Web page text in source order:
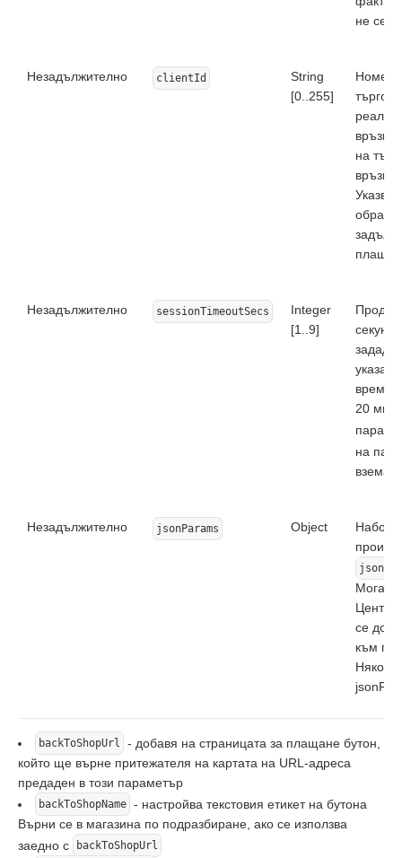
не се
Незадължително clientId
String
[0..255]
Номер
на
връзки.
Незадължително sessionTimeoutSecs
Integer
[1..9]
20
на
взема
Незадължително jsonParams Object
Набор
Могат
се
към
Някои
backToShopUrl
- добавя на страницата за плащане бутон,
който ще върне притежателя на картата на URL-адреса
предаден в този параметър
backToShopName - настройва текстовия етикет на бутона
Върни се в магазина по подразбиране, ако се използва
заедно с
backToShopUrl